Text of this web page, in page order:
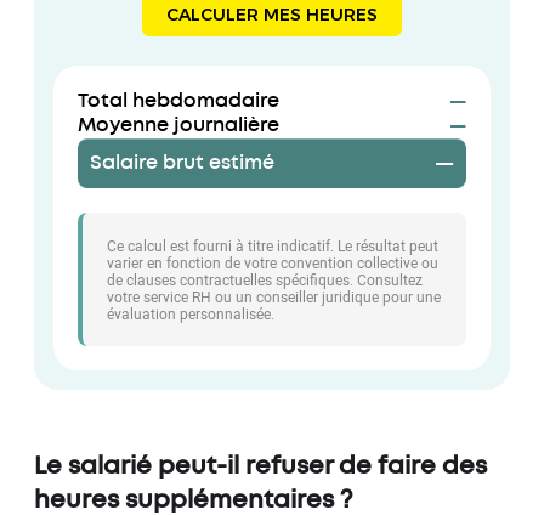
CALCULER MES HEURES
Total hebdomadaire
—
Moyenne journalière
—
Salaire brut estimé —
Ce calcul est fourni à titre indicatif. Le résultat peut
varier en fonction de votre convention collective ou
de clauses contractuelles spécifiques. Consultez
votre service RH ou un conseiller juridique pour une
évaluation personnalisée.
Le salarié peut-il refuser de faire des
heures supplémentaires ?